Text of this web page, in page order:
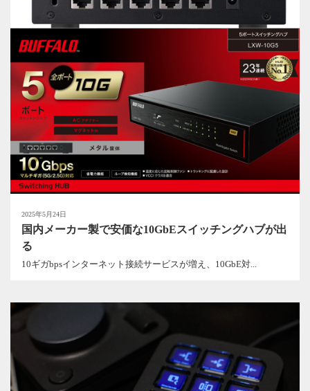
2025年5月24日
国内メーカー製で安価な10GbEスイッチングハブが出
る
10ギガbpsインターネット接続サービスが増え、10GbE対...